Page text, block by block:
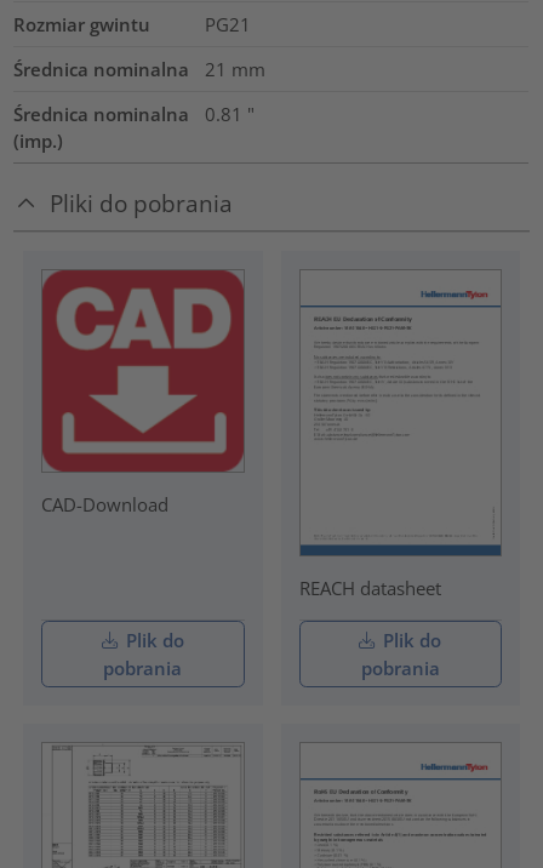
Rozmiar gwintu
PG21
Średnica nominalna
21 mm
Średnica nominalna
(imp.)
0.81 "
Pliki do pobrania
CAD-Download
Plik do
pobrania
REACH datasheet
Plik do
pobrania